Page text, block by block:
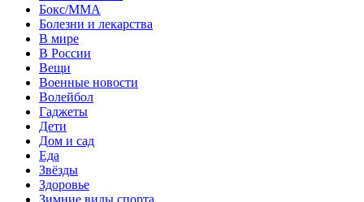
Бокс/MMA
Болезни и лекарства
В мире
В России
Вещи
Военные новости
Волейбол
Гаджеты
Дети
Дом и сад
Еда
Звёзды
Здоровье
Зимние виды спорта